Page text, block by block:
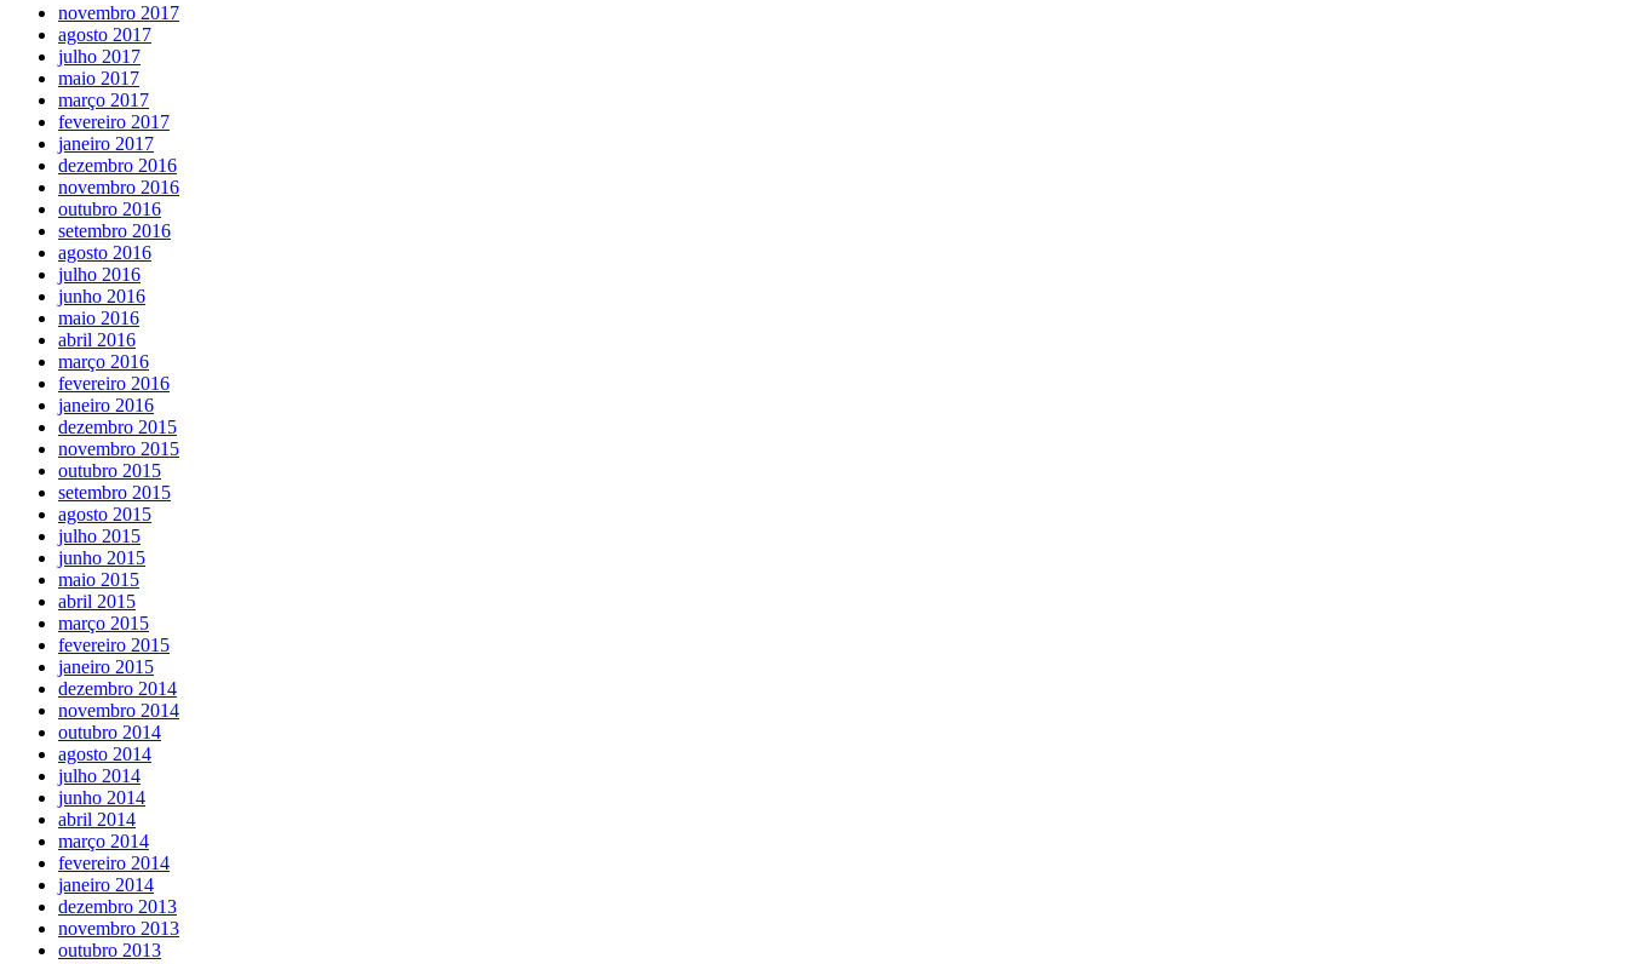
novembro 2017
agosto 2017
julho 2017
maio 2017
março 2017
fevereiro 2017
janeiro 2017
dezembro 2016
novembro 2016
outubro 2016
setembro 2016
agosto 2016
julho 2016
junho 2016
maio 2016
abril 2016
março 2016
fevereiro 2016
janeiro 2016
dezembro 2015
novembro 2015
outubro 2015
setembro 2015
agosto 2015
julho 2015
junho 2015
maio 2015
abril 2015
março 2015
fevereiro 2015
janeiro 2015
dezembro 2014
novembro 2014
outubro 2014
agosto 2014
julho 2014
junho 2014
abril 2014
março 2014
fevereiro 2014
janeiro 2014
dezembro 2013
novembro 2013
outubro 2013